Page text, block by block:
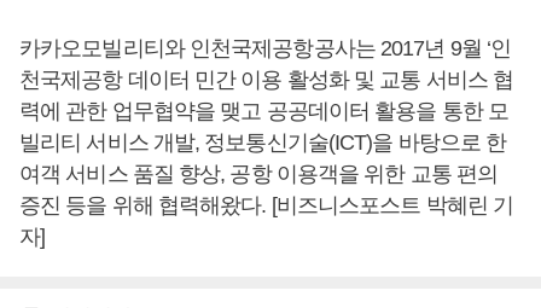
카카오모빌리티와 인천국제공항공사는 2017년 9월 ‘인
천국제공항 데이터 민간 이용 활성화 및 교통 서비스 협
력에 관한 업무협약을 맺고 공공데이터 활용을 통한 모
빌리티 서비스 개발, 정보통신기술(ICT)을 바탕으로 한
여객 서비스 품질 향상, 공항 이용객을 위한 교통 편의
증진 등을 위해 협력해왔다. [비즈니스포스트 박혜린 기
자]